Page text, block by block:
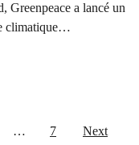
Greenpeace a lancé un
climatique…
… 7 Next